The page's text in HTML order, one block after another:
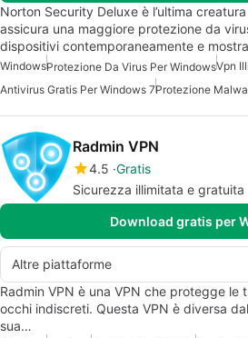
Norton Security Deluxe è l’ultima
assicura una maggiore protezione da
dispositivi contemporaneamente e
WindowsProtezione Da Virus Per WindowsVpn
Antivirus Gratis Per Windows 7Protezione
Radmin VPN
4.5 Gratis
Sicurezza illimitata e gratuita
Download gratis per
Altre piattaforme
Radmin VPN è una VPN che protegge le
occhi indiscreti. Questa VPN è diversa
sua…